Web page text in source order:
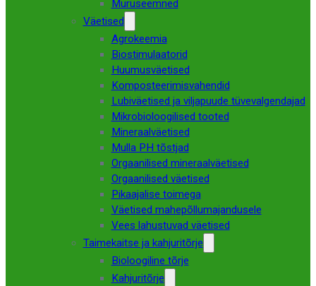
Muruseemned
Väetised
Agrokeemia
Biostimulaatorid
Huumusväetised
Komposteerimisvahendid
Lubiväetised ja viljapuude tüvevalgendajad
Mikrobioloogilised tooted
Mineraalväetised
Mulla PH tõstjad
Orgaanilised mineraalväetised
Orgaanilised väetised
Pikaajalise toimega
Väetised mahepõllumajandusele
Vees lahustuvad väetised
Taimekaitse ja kahjuritõrje
Bioloogiline tõrje
Kahjuritõrje